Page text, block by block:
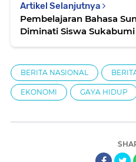
Artikel Selanjutnya
Pembelajaran Bahasa
Diminati Siswa Sukabumi
BERITA NASIONAL
EKONOMI GAYA HIDUP